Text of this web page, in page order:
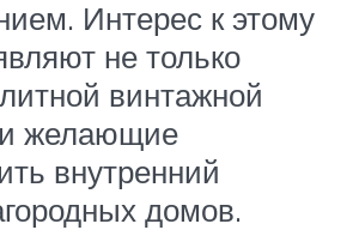
Интерес к этому
не только
винтажной
желающие
внутренний
домов.